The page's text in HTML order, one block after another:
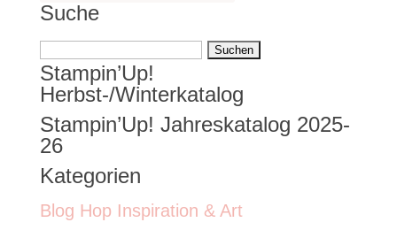
Suche
Suchen
nach:
Stampin’Up!
Herbst-/Winterkatalog
Stampin’Up! Jahreskatalog 2025-
26
Kategorien
Blog Hop Inspiration & Art